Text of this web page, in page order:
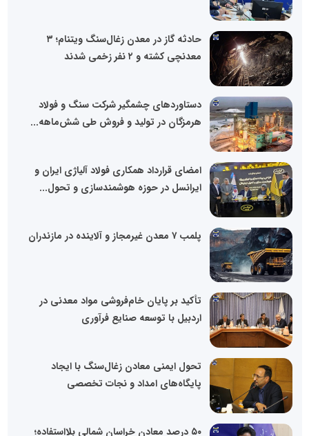
حادثه گاز در معدن زغال‌سنگ ویتنام؛ ۳
معدنچی کشته و ۲ نفر زخمی شدند
دستاوردهای چشمگیر شرکت سنگ و فولاد
هرمزگان در تولید و فروش طی شش‌ماهه...
امضای قرارداد همکاری فولاد آلیاژی ایران و
ایرانسل در حوزه هوشمندسازی و تحول...
پلمب ۷ معدن غیرمجاز و آلاینده در مازندران
تأکید بر پایان خام‌فروشی مواد معدنی در
اردبیل با توسعه صنایع فرآوری
تحول ایمنی معادن زغال‌سنگ با ایجاد
پایگاه‌های امداد و نجات تخصصی
۵۰ درصد معادن خراسان شمالی بلااستفاده؛